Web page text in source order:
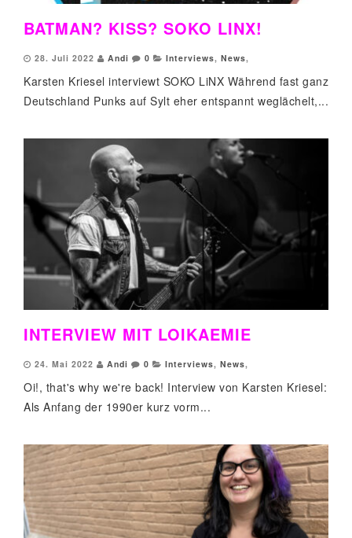
BATMAN? KISS? SOKO LINX!
28. Juli 2022 Andi 0 Interviews, News,
Karsten Kriesel interviewt SOKO LiNX Während fast ganz
Deutschland Punks auf Sylt eher entspannt weglächelt,...
INTERVIEW MIT LOIKAEMIE
24. Mai 2022 Andi 0 Interviews, News,
Oi!, that's why we're back! Interview von Karsten Kriesel:
Als Anfang der 1990er kurz vorm...